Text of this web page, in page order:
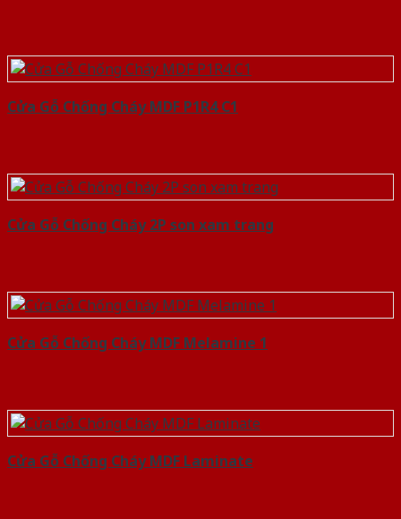
Cửa Gỗ Chống Cháy MDF P1R4 C1
Cửa Gỗ Chống Cháy 2P son xam trang
Cửa Gỗ Chống Cháy MDF Melamine 1
Cửa Gỗ Chống Cháy MDF Laminate